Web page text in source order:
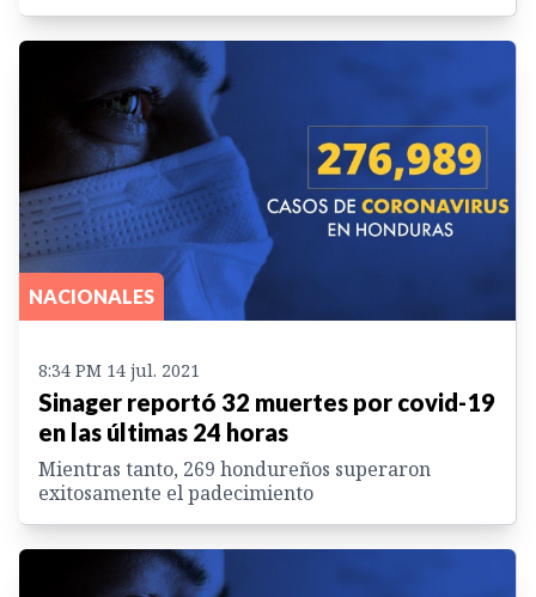
NACIONALES
8:34 PM 14 jul. 2021
Sinager reportó 32 muertes por covid-19
en las últimas 24 horas
Mientras tanto, 269 hondureños superaron
exitosamente el padecimiento